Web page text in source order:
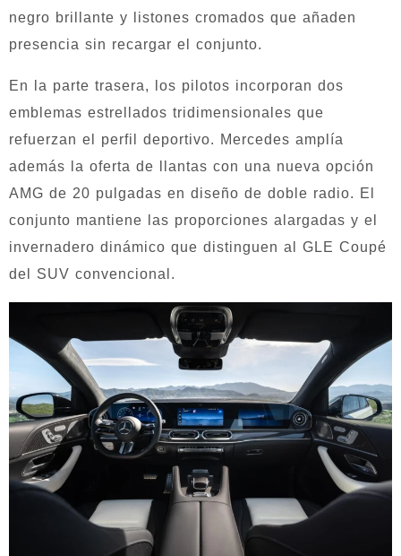
negro brillante y listones cromados que añaden
presencia sin recargar el conjunto.
En la parte trasera, los pilotos incorporan dos
emblemas estrellados tridimensionales que
refuerzan el perfil deportivo. Mercedes amplía
además la oferta de llantas con una nueva opción
AMG de 20 pulgadas en diseño de doble radio. El
conjunto mantiene las proporciones alargadas y el
invernadero dinámico que distinguen al GLE Coupé
del SUV convencional.